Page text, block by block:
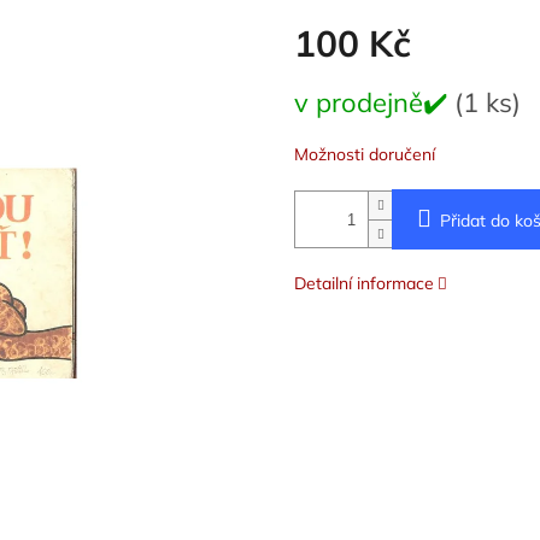
100 Kč
cena:
v prodejně✔️ (1 ks)
Možnosti doručení
Přidat do
Detailní informace